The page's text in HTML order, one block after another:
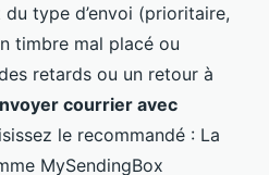
type d’envoi (prioritaire,
timbre mal placé ou
retards ou un retour à
courrier avec
le recommandé : La
MySendingBox